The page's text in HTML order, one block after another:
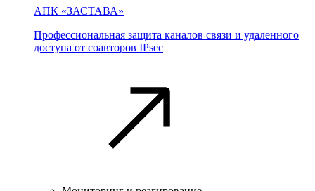
АПК «ЗАСТАВА»
Профессиональная защита каналов связи и удаленного
доступа от соавторов IPsec